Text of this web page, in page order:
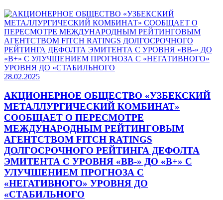
28.02.2025
АКЦИОНЕРНОЕ ОБЩЕСТВО «УЗБЕКСКИЙ
МЕТАЛЛУРГИЧЕСКИЙ КОМБИНАТ»
СООБЩАЕТ О ПЕРЕСМОТРЕ
МЕЖДУНАРОДНЫМ РЕЙТИНГОВЫМ
АГЕНТСТВОМ FITCH RATINGS
ДОЛГОСРОЧНОГО РЕЙТИНГА ДЕФОЛТА
ЭМИТЕНТА С УРОВНЯ «BB-» ДО «B+» С
УЛУЧШЕНИЕМ ПРОГНОЗА С
«НЕГАТИВНОГО» УРОВНЯ ДО
«СТАБИЛЬНОГО